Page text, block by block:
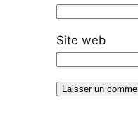
Site web